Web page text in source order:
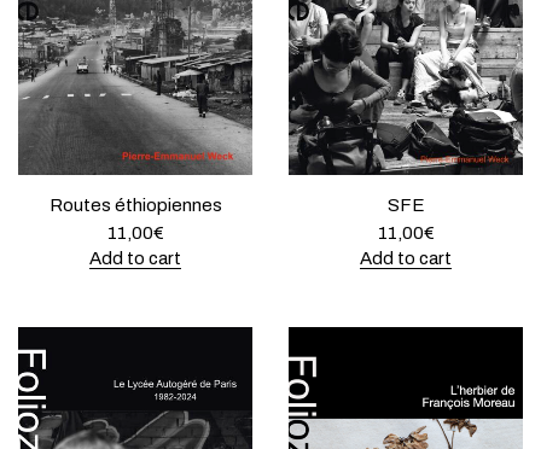
Routes éthiopiennes
11,00€
Add to cart
SFE
11,00€
Add to cart